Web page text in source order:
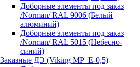
Доборные элементы под заказ
/Norman/ RAL 9006 (Белый
алюминий)
Доборные элементы под заказ
/Norman/ RAL 5015 (Небесно-
синий)
Заказные ДЭ (Viking MP_E-0,5)